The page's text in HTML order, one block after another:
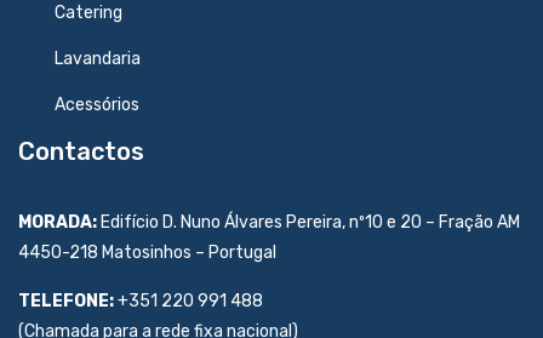
Catering
Lavandaria
Acessórios
Contactos
MORADA: Edifício D. Nuno Álvares Pereira, nº10 e 20 – Fração AM
4450-218 Matosinhos – Portugal
TELEFONE:+351 220 991 488
(Chamada para a rede fixa nacional)